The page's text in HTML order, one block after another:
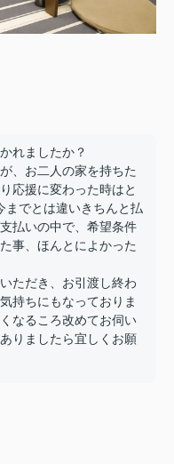
れましたか？
、お二人の家を持ちた
応援に変わった時はと
までとは違いきちんと払
払いの中で、希望条件
事、ほんとによかった
ただき、お引渡し終わ
持ちにもなっておりま
なるころ改めてお伺い
りましたら宜しくお願